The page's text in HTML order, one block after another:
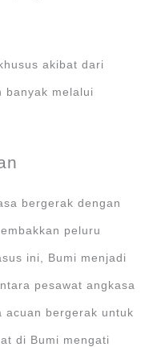
akibat dari
banyak melalui
bergerak dengan
peluru
ini, Bumi menjadi
pesawat angkasa
acuan bergerak untuk
di Bumi mengati